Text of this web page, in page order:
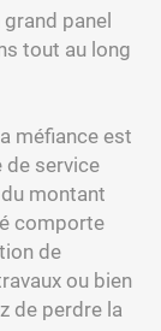
panel
tout au long
méfiance est
de service
montant
comporte
de
ou bien
de perdre la